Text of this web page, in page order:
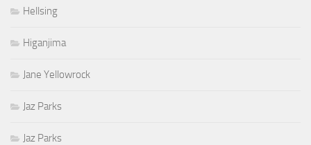
Hellsing
Higanjima
Jane Yellowrock
Jaz Parks
Jaz Parks